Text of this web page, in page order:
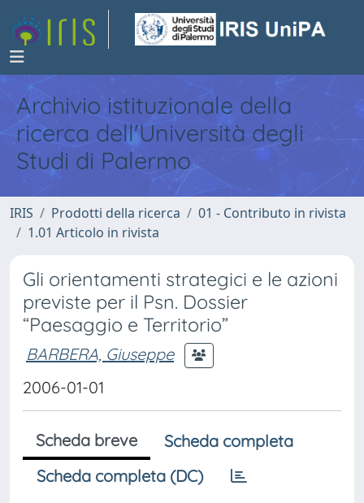
Archivio istituzionale della
ricerca dell'Università degli
Studi di Palermo
IRIS Prodotti della ricerca
01 - Contributo in rivista
1.01 Articolo in rivista
Gli orientamenti strategici e le azioni
previste per il Psn. Dossier
“Paesaggio e Territorio”
BARBERA, Giuseppe
2006-01-01
Scheda breve
Scheda completa
Scheda completa (DC)